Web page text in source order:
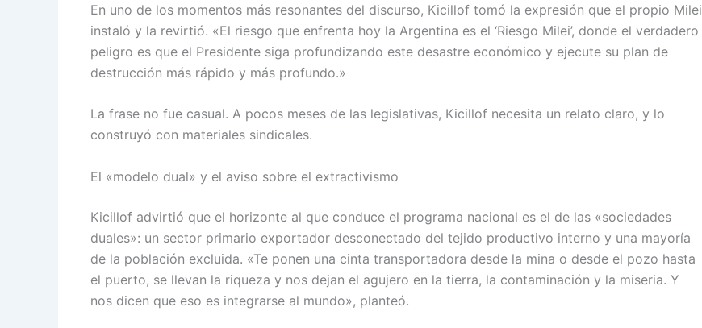
En uno de los momentos más resonantes del discurso, Kicillof tomó la expresión que el propio Milei
instaló y la revirtió. «El riesgo que enfrenta hoy la Argentina es el ‘Riesgo Milei’, donde el verdadero
peligro es que el Presidente siga profundizando este desastre económico y ejecute su plan de
destrucción más rápido y más profundo.»
La frase no fue casual. A pocos meses de las legislativas, Kicillof necesita un relato claro, y lo
construyó con materiales sindicales.
El «modelo dual» y el aviso sobre el extractivismo
Kicillof advirtió que el horizonte al que conduce el programa nacional es el de las «sociedades
duales»: un sector primario exportador desconectado del tejido productivo interno y una mayoría
de la población excluida. «Te ponen una cinta transportadora desde la mina o desde el pozo hasta
el puerto, se llevan la riqueza y nos dejan el agujero en la tierra, la contaminación y la miseria. Y
nos dicen que eso es integrarse al mundo», planteó.